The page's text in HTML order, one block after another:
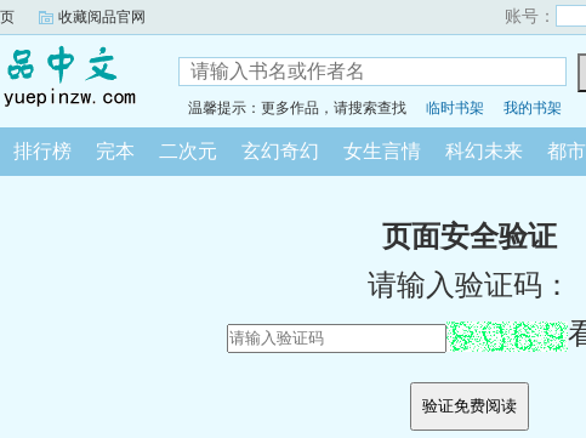
收藏阅品官网 账号：
温馨提示：更多作品，请搜索查找 临时书架 我的书架
排行榜 完本 二次元 玄幻奇幻 女生言情 科幻未来 都
页面安全验证
请输入验证码：